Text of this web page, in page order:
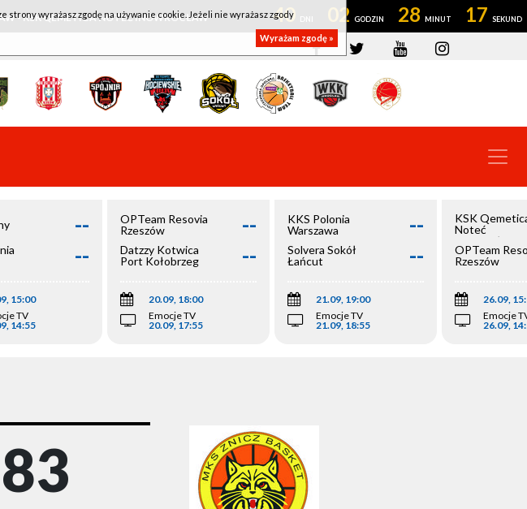
- KSK QEMETICA NOTEĆ INOWROCŁAW 40 02 28 17
--
--
15:00
TV
14:55
OPTeam Resovia
Rzeszów
--
Datzzy Kotwica
Port Kołobrzeg
--
20.09, 18:00
Emocje TV
20.09, 17:55
KKS Polonia
Warszawa
--
Solvera Sokół
Łańcut
--
21.09, 19:00
Emocje TV
21.09, 18:55
KSK
Noteć
Inowrocław
OPTeam
Rzeszów
26.09,
Emocje
26.09,
strony wyrażasz zgodę na używanie cookie. Jeżeli nie wyrażasz zgody
Wyrażam zgodę »